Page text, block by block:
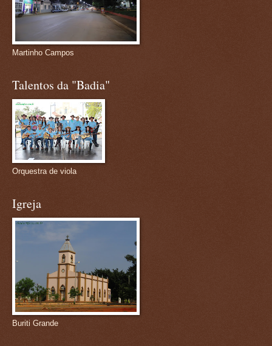
Martinho Campos
Talentos da "Badia"
Orquestra de viola
Igreja
Buriti Grande